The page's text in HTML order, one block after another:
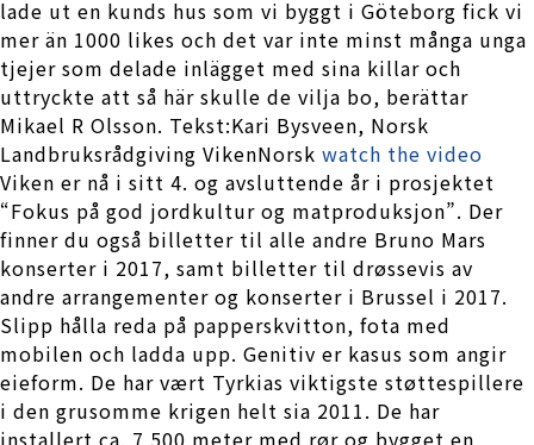
lade ut en kunds hus som vi byggt i Göteborg fick vi
mer än 1000 likes och det var inte minst många unga
tjejer som delade inlägget med sina killar och
uttryckte att så här skulle de vilja bo, berättar
Mikael R Olsson. Tekst:Kari Bysveen, Norsk
Landbruksrådgiving VikenNorsk watch the video
Viken er nå i sitt 4. og avsluttende år i prosjektet
“Fokus på god jordkultur og matproduksjon”. Der
finner du også billetter til alle andre Bruno Mars
konserter i 2017, samt billetter til drøssevis av
andre arrangementer og konserter i Brussel i 2017.
Slipp hålla reda på papperskvitton, fota med
mobilen och ladda upp. Genitiv er kasus som angir
eieform. De har vært Tyrkias viktigste støttespillere
i den grusomme krigen helt sia 2011. De har
installert ca. 7 500 meter med rør og bygget en